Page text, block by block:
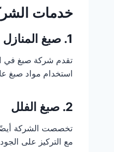
خدمات
1. صبغ المنازل
تقدم شركة صبغ في
استخدام مواد صبغ
2. صبغ الفلل
تخصصت الشركة أيضًا
مع التركيز على